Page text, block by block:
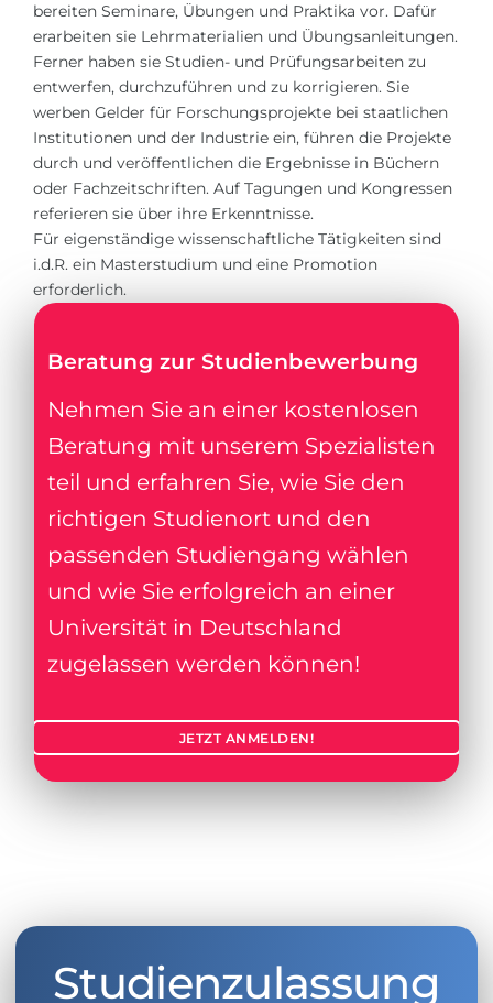
bereiten Seminare, Übungen und Praktika vor. Dafür
erarbeiten sie Lehrmaterialien und Übungsanleitungen.
Ferner haben sie Studien- und Prüfungsarbeiten zu
entwerfen, durchzuführen und zu korrigieren. Sie
werben Gelder für Forschungsprojekte bei staatlichen
Institutionen und der Industrie ein, führen die Projekte
durch und veröffentlichen die Ergebnisse in Büchern
oder Fachzeitschriften. Auf Tagungen und Kongressen
referieren sie über ihre Erkenntnisse.
Für eigenständige wissenschaftliche Tätigkeiten sind
i.d.R. ein Masterstudium und eine Promotion
erforderlich.
Beratung zur Studienbewerbung
Nehmen Sie an einer kostenlosen
Beratung mit unserem Spezialisten
teil und erfahren Sie, wie Sie den
richtigen Studienort und den
passenden Studiengang wählen
und wie Sie erfolgreich an einer
Universität in Deutschland
zugelassen werden können!
JETZT ANMELDEN!
Studienzulassung